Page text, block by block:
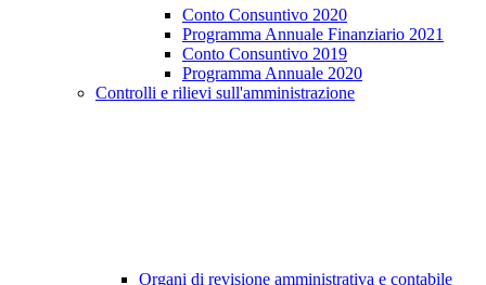
Conto Consuntivo 2020
Programma Annuale Finanziario 2021
Conto Consuntivo 2019
Programma Annuale 2020
Controlli e rilievi sull'amministrazione
Organi di revisione amministrativa e contabile